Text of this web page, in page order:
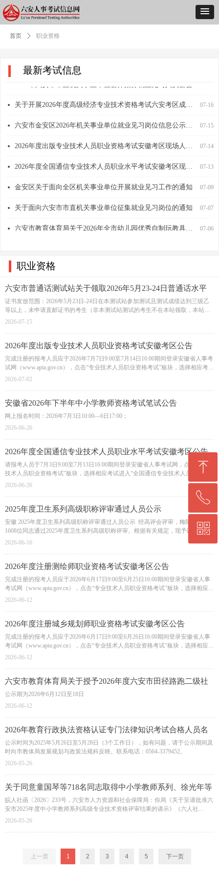
职业资格
六安市普通话测试站关于领取2026年5月23-24日普通话水平
测试等级证书的公告
证书发放范围：2026年5月23日-24日在本测试站参加测试且测试成绩达到三级乙
等以上，未申请直邮证书的考生（非本测试站测试的考生不在本站领取，本站往
期未领取证书的考生也可在此时间段前来领取）。
2026-07-15
2026年度出版专业技术人员职业资格考试安徽考区公告
完成注册的报考人员应于2026年7月7日9:00至7月14日16:00期间登录安徽省人事考
试网（www.apta.gov.cn），点击“专业技术人员职业资格考试”板块，选择相应考试
进入“全国专业技术人员资格考试报名服务平台”，填写报考信息。根据有关规
2026-07-02
安徽省2026年下半年中小学教师资格考试笔试公告
网上报名时间：2026年7月3日10:00—6日17:00；
2026-06-26
2026年度全国通信专业技术人员职业水平考试安徽考区公告
请报考人员于7月3日9:00至7月13日16:00期间登录安徽省人事考试网，点击“专业
技术人员职业资格考试”板块，选择相应考试进入“全国通信专业技术人员职业水
平考试网”（http://www.txks.org.cn），按照平台规定的流程注册用户、上传本人照
片、填写报名信息，等待在线审核。根据有关规定，报考人员原则上应在工作地
2026-06-26
2025年度卫生系列高级职称评审通过人员公示
安徽 2025年度卫生系列高级职称评审通过人员公示 经高评会评审，梅阳生等
1608位同志通过2025年度卫生系列高级职称评审。根据有关规定，现予以公示，
公示时间至2026年6月23日
2026-06-16
2026年度注册测绘师职业资格考试安徽考区公告
完成注册的报考人员应于2026年6月17日9:00至6月25日16:00期间登录安徽省人事
考试网（www.apta.gov.cn），点击“专业技术人员职业资格考试”板块，选择相应考
试进入全国专业技术资格考试报名服务平台，填写报考信息。根据有关规定，报
2026-06-12
2026年度注册城乡规划师职业资格考试安徽考区公告
完成注册的报考人员应于2026年6月17日9:00至6月26日16:00期间登录安徽省人事
考试网（www.apta.gov.cn），点击“专业技术人员职业资格考试”板块，选择相应考
试进入“全国专业技术资格考试报名服务平台”，填写报考信息。根据有关规定，
2026-06-12
六安市教育体育局关于授予2026年度六安市田径路跑二级社
会体育指导员称号的公示
公示期为2026年6月12日至18日
2026-06-12
2026年教育行政执法资格认证专门法律知识考试合格人员名
单公示
公示时间为2025年5月26日至5月28日（3个工作日），如有问题，请于公示期间及
时向市教体局发展规划与政策法规科反映。联系电话：0564-3379452。
2026-05-26
关于同意童国琴等718名同志取得中小学教师系列、徐光年等
20名同志取得中等职业学校教师系列高级专业技术资格的函
皖人社函〔2026〕233号，六安市人力资源和社会保障局：你局《关于呈请批准六
安市2025年度中小学教师系列高级专业技术资格评审结果的请示》（六人社
〔2026〕5号）和《关于呈请批准六安市2025年度中等职业学校教师系列高级专业
评会评审通过之日算起
2026-05-26
上一页 1 2 3 4 5 下一页
首页 ꄲ 职业资格
最新考试信息
넸
넸
07-16
넸
07-15
넸
07-14
넸
07-13
넸
07-09
넸 金安区关于面向全区机关事业单位开展就业见习工作的通知
07-07
넸 关于面向六安市市直机关事业单位征集就业见习岗位的通知
07-06
넸
넸
넸
넸
넸
넸 六安市2026年中小学作业设计大赛评选结果公示
넸
넸 关于做好全市2026年专业技术人员继续教育工作的通知
넸 关于做好全市2026年专业技术人员继续教育工作的通知
넸
넸
ꁸ
回到顶部
ꂅ
0564-5330860
ꀥ
ꁸ
回到顶部
ꂅ
0564-5330860
ꀥ